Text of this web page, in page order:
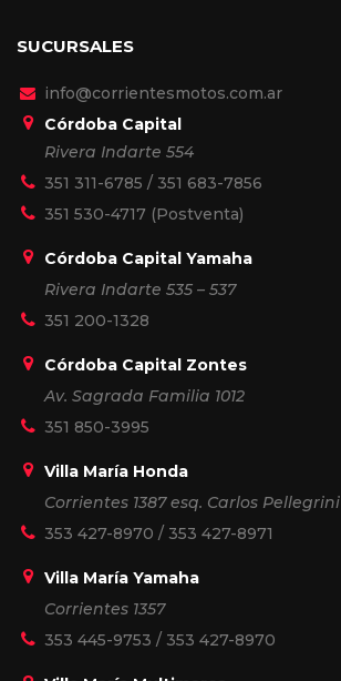
SUCURSALES
info@corrientesmotos.com.ar
Córdoba Capital
Rivera Indarte 554
351 311-6785 / 351 683-7856
351 530-4717 (Postventa)
Córdoba Capital Yamaha
Rivera Indarte 535 – 537
351 200-1328
Córdoba Capital Zontes
Av. Sagrada Familia 1012
351 850-3995
Villa María Honda
Corrientes 1387 esq. Carlos Pellegrini
353 427-8970 / 353 427-8971
Villa María Yamaha
Corrientes 1357
353 445-9753 / 353 427-8970